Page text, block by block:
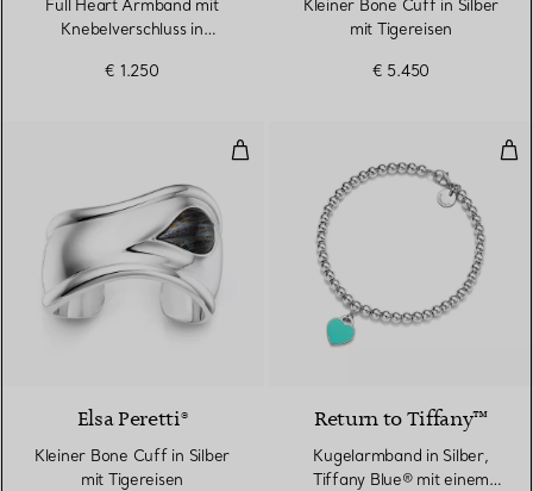
Full Heart Armband mit
Knebelverschluss in
€ 1.250
Kleiner Bone Cuff in Silber
mit Tigereisen
€ 5.450
Kleiner Bone Cuff in Silber mit
6 gemstones
Elsa Peretti®
Kleiner Bone Cuff in Silber
mit Tigereisen
Return to Tiffany™
Kugelarmband in Silber,
Tiffany Blue® mit einem